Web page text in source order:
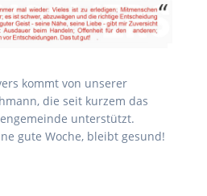
kommt von unserer
die seit kurzem das
unterstützt.
gute Woche, bleibt gesund!